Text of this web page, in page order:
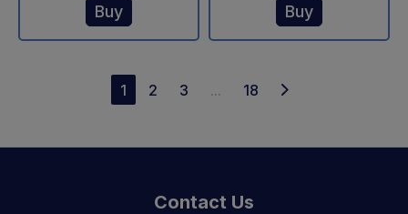
Buy Buy
1 2 3 ... 18
Contact Us